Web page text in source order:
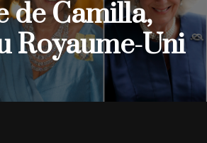
de Camilla,
Royaume-Uni